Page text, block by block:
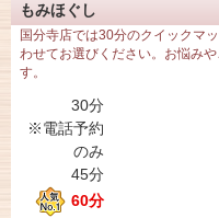
もみほぐし
国分寺店では30分のクイックマ
わせてお選びください。お悩み
す。
30分
※電話予約
のみ
45分
60分